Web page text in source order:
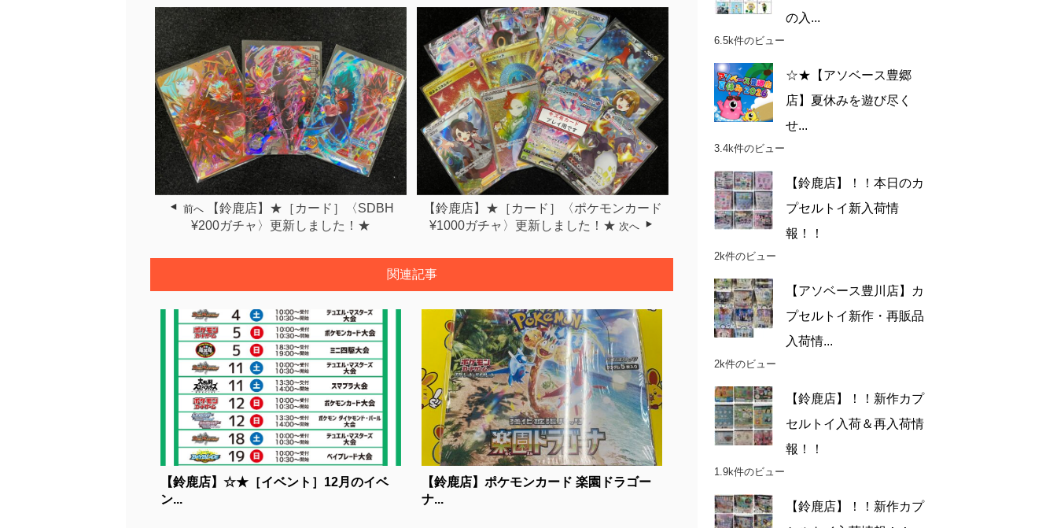
前へ
【鈴鹿店】★［カード］〈SDBH
¥200ガチャ〉更新しました！★
【鈴鹿店】★［カード］〈ポケモンカード
¥1000ガチャ〉更新しました！★ 次へ
関連記事
【鈴鹿店】☆★［イベント］12月のイベ
ン...
【鈴鹿店】ポケモンカード 楽園ドラゴー
ナ...
の入...
6.5k件のビュー
☆★【アソベース豊郷
店】夏休みを遊び尽く
せ...
3.4k件のビュー
【鈴鹿店】！！本日のカ
プセルトイ新入荷情
報！！
2k件のビュー
【アソベース豊川店】カ
プセルトイ新作・再販品
入荷情...
2k件のビュー
【鈴鹿店】！！新作カプ
セルトイ入荷＆再入荷情
報！！
1.9k件のビュー
【鈴鹿店】！！新作カプ